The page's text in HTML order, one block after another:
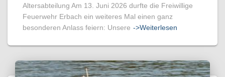
Altersabteilung Am 13. Juni 2026 durfte die Freiwillige
Feuerwehr Erbach ein weiteres Mal einen ganz
besonderen Anlass feiern: Unsere ->Weiterlesen